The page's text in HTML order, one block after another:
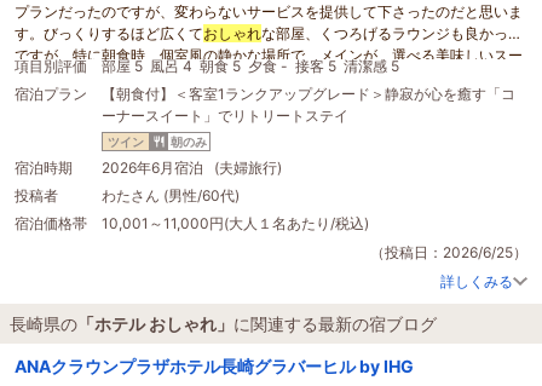
プランだったのですが、変わらないサービスを提供して下さったのだと思いま
す。びっくりするほど広くておしゃれな部屋、くつろげるラウンジも良かった
ですが、特に朝食時、個室風の静かな場所で、メインが、選べる美味しいスー
プ仕立てだったので重くならず、 追加のメニューも色々注文して、最後まで美
味しくいただきました。控えめで丁寧なスタッフの方の対応も好感が持てまし
た。長崎に又、好きなホテル ができました！
項目別評価 部屋 5 風呂 4 朝食 5 夕食 - 接客 5 清潔感 5
宿泊プラン
【朝食付】＜客室1ランクアップグレード＞静寂が心を癒す「コ
ーナースイート」でリトリートステイ
ツイン 朝のみ
宿泊時期
2026年6月宿泊 (夫婦旅行)
投稿者
わたさん (男性/60代)
宿泊価格帯
10,001～11,000円(大人１名あたり/税込)
（投稿日：2026/6/25）
詳しくみる
長崎県の 「ホテル おしゃれ」 に関連する最新の宿ブログ
ANAクラウンプラザホテル長崎グラバーヒル by IHG